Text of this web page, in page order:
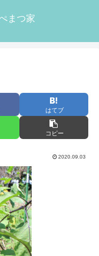
まつ家
はてブ
コピー
2020.09.03